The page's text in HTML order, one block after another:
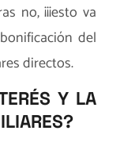
no, ¡¡¡esto va
del
directos.
Y LA